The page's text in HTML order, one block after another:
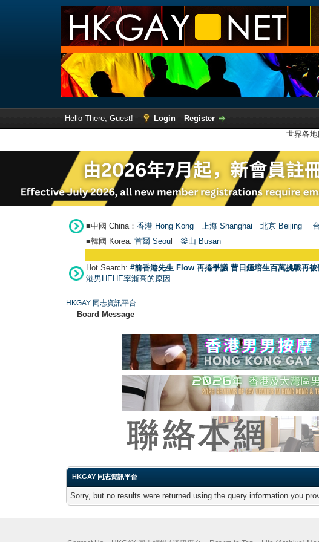
Hello There, Guest! Login
Register
世界各
■中國 China： 香港 Hong Kong 上海 Shanghai 北京 Beijing
■韓國 Korea: 首爾 Seou 釜山 Busan
Hot Search: #前香港先生 Flow 再捲爭議 昔日鍾培生百萬挑戰再
港男HEHE率漸高的原因
HKGAY 同志資訊平台
Board Message
HKGAY 同志資訊平台
Sorry, but no results were returned using the query information you